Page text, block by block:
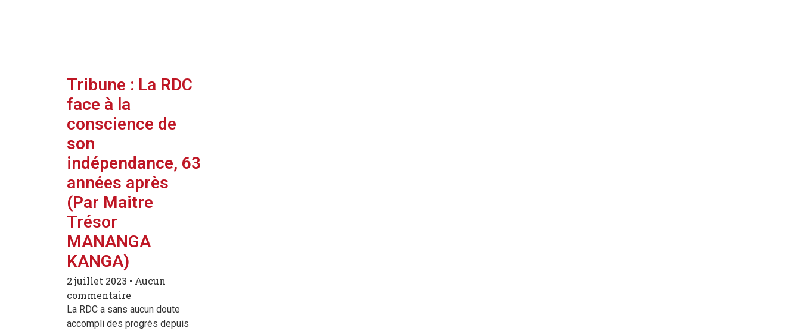
Tribune : La RDC
face à la
conscience de
son
indépendance, 63
années après
(Par Maitre
Trésor
MANANGA
KANGA)
2 juillet 2023
Aucun
commentaire
La RDC a sans aucun doute
accompli des progrès depuis